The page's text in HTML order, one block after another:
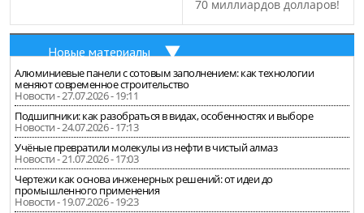
70 миллиардов долларов!
Новые материалы
Алюминиевые панели с сотовым заполнением: как технологии
меняют современное строительство
Новости - 27.07.2026 - 19:11
Подшипники: как разобраться в видах, особенностях и выборе
Новости - 24.07.2026 - 17:13
Учёные превратили молекулы из нефти в чистый алмаз
Новости - 21.07.2026 - 17:03
Чертежи как основа инженерных решений: от идеи до
промышленного применения
Новости - 19.07.2026 - 19:23